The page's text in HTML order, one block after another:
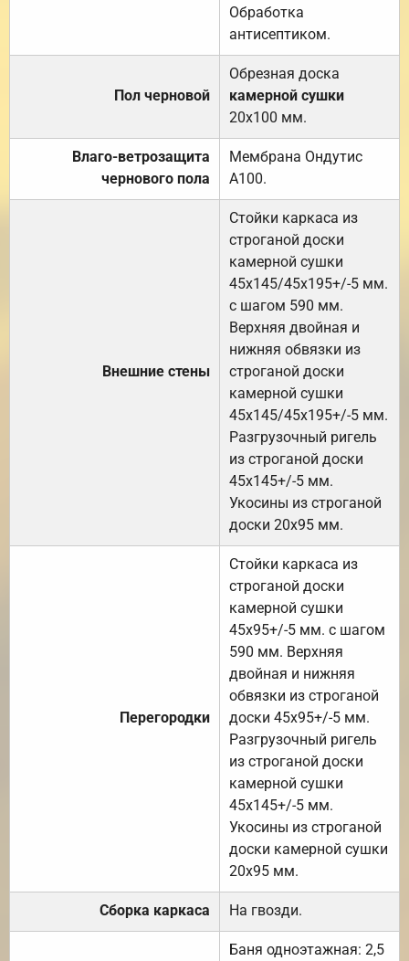
Обработка
антисептиком.
Пол черновой
Обрезная доска
камерной сушки
20х100 мм.
Влаго-ветрозащита
чернового пола
Мембрана Ондутис
А100.
Внешние стены
Стойки каркаса из
строганой доски
камерной сушки
45х145/45х195+/-5 мм.
с шагом 590 мм.
Верхняя двойная и
нижняя обвязки из
строганой доски
камерной сушки
45х145/45х195+/-5 мм.
Разгрузочный ригель
из строганой доски
45х145+/-5 мм.
Укосины из строганой
доски 20х95 мм.
Перегородки
Стойки каркаса из
строганой доски
камерной сушки
45х95+/-5 мм. с шагом
590 мм. Верхняя
двойная и нижняя
обвязки из строганой
доски 45х95+/-5 мм.
Разгрузочный ригель
из строганой доски
камерной сушки
45х145+/-5 мм.
Укосины из строганой
доски камерной сушки
20х95 мм.
Сборка каркаса На гвозди.
Баня одноэтажная: 2,5